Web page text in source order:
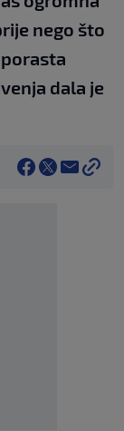
nego što
dala je